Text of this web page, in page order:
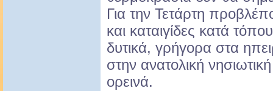
Για την Τετάρτη
και καταιγίδες κατά
δυτικά, γρήγορα στα
στην ανατολική
ορεινά.